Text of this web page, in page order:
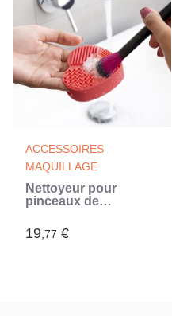
ACCESSOIRES
MAQUILLAGE
Nettoyeur pour
pinceaux de
InnovaGoods
19,77 €